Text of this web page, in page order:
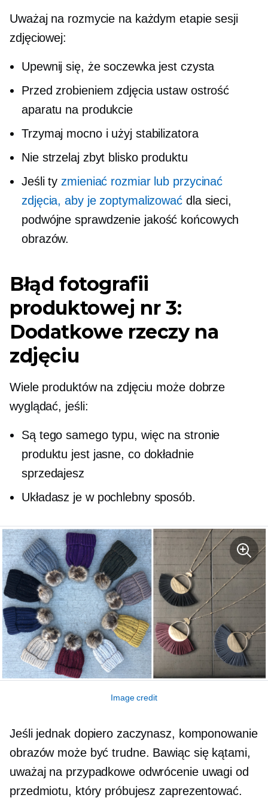
Uważaj na rozmycie na każdym etapie sesji
zdjęciowej:
Upewnij się, że soczewka jest czysta
Przed zrobieniem zdjęcia ustaw ostrość
aparatu na produkcie
Trzymaj mocno i użyj stabilizatora
Nie strzelaj zbyt blisko produktu
Jeśli ty zmieniać rozmiar lub przycinać
zdjęcia, aby je zoptymalizować dla sieci,
podwójne sprawdzenie jakość końcowych
obrazów.
Błąd fotografii
produktowej nr 3:
Dodatkowe rzeczy na
zdjęciu
Wiele produktów na zdjęciu może dobrze
wyglądać, jeśli:
Są tego samego typu, więc na stronie
produktu jest jasne, co dokładnie
sprzedajesz
Układasz je w pochlebny sposób.
Image credit
Jeśli jednak dopiero zaczynasz, komponowanie
obrazów może być trudne. Bawiąc się kątami,
uważaj na przypadkowe odwrócenie uwagi od
przedmiotu, który próbujesz zaprezentować.